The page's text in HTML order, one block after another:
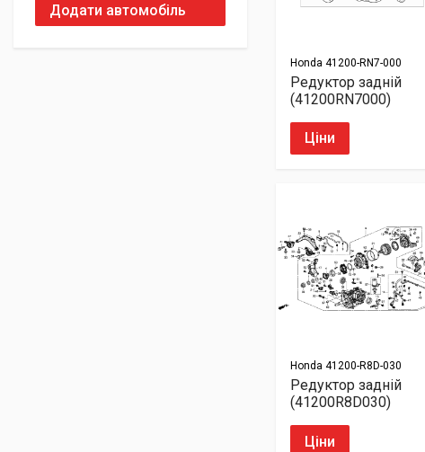
Додати автомобіль
Honda 41200-RN7-000
Редуктор задній
(41200RN7000)
Ціни
Honda 41200-R8D-030
Редуктор задній
(41200R8D030)
Ціни